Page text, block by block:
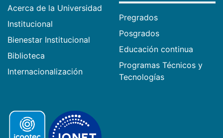
Acerca de la Universidad
Institucional
Bienestar Institucional
Biblioteca
Internacionalización
Pregrados
Posgrados
Educación continua
Programas Técnicos y
Tecnologías